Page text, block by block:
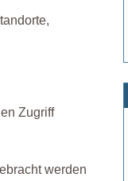
Zugriff
werden